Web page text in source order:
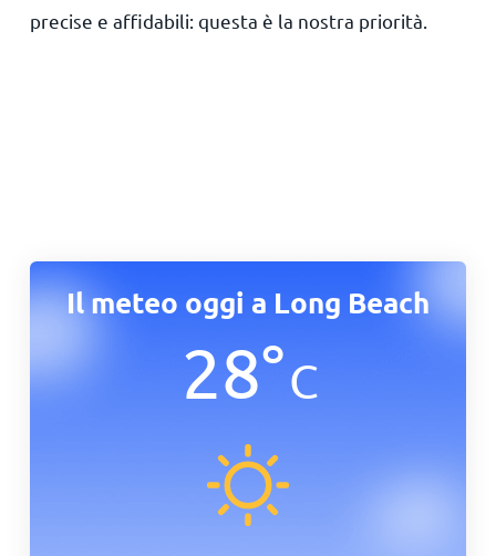
precise e affidabili: questa è la nostra priorità.
Il meteo oggi a Long Beach
28°C